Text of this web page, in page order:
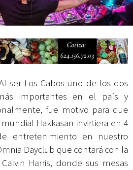
ser Los Cabos uno de los dos
importantes en el país y
fue motivo para que
Hakkasan invirtiera en 4
entretenimiento en nuestro
Dayclub que contará con la
Harris, donde sus mesas